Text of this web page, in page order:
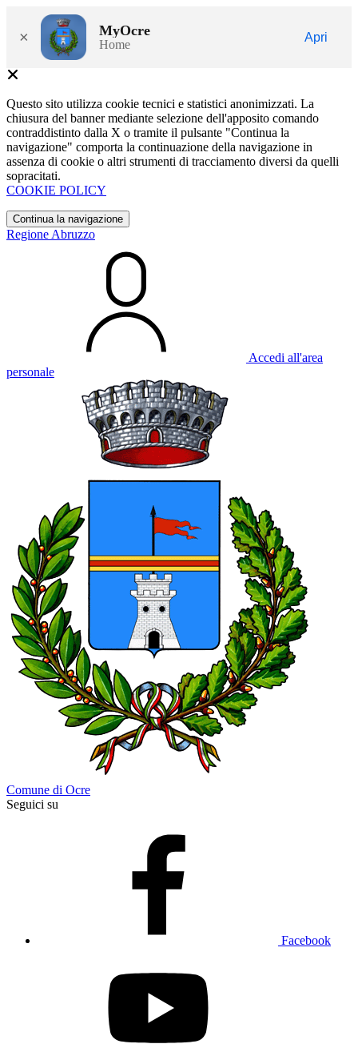
× MyOcre
Home
Apri
Questo sito utilizza cookie tecnici e statistici anonimizzati. La
chiusura del banner mediante selezione dell'apposito comando
contraddistinto dalla X o tramite il pulsante "Continua la
navigazione" comporta la continuazione della navigazione in
assenza di cookie o altri strumenti di tracciamento diversi da quelli
sopracitati.
COOKIE POLICY
Continua la navigazione
Regione Abruzzo
Accedi all'area
personale
Comune di Ocre
Seguici su
Facebook